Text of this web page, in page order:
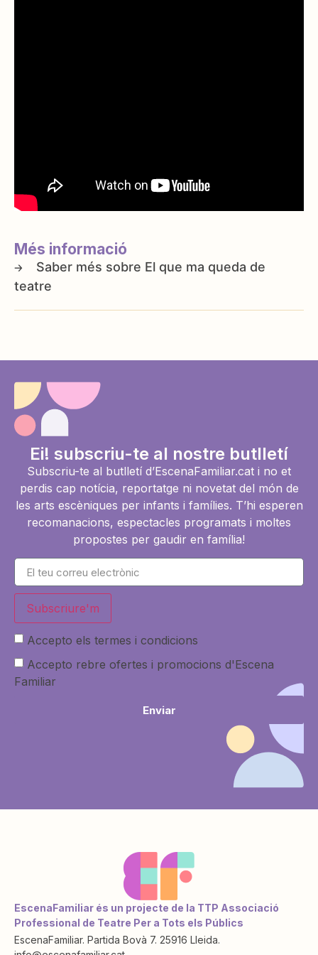
Més informació
El que ma queda de
teatre
Ei! subscriu-te al nostre butlletí
Subscriu-te al butlletí d’EscenaFamiliar.cat i no et
perdis cap notícia, reportatge ni novetat del món de
les arts escèniques per infants i famílies. T’hi esperen
recomanacions, espectacles programats i moltes
propostes per gaudir en família!
Subscriure'm
Accepto els termes i condicions
Accepto rebre ofertes i promocions d'Escena
Familiar
Enviar
EscenaFamiliar és un projecte de la TTP Associació
Professional de Teatre Per a Tots els Públics
EscenaFamiliar. Partida Bovà 7. 25916 Lleida.